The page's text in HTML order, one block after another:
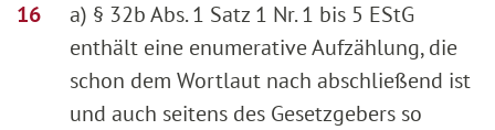
a) § 32b Abs. 1 Satz 1 Nr. 1 bis 5 EStG
enthält eine enumerative Aufzählung, die
schon dem Wortlaut nach abschließend ist
und auch seitens des Gesetzgebers so